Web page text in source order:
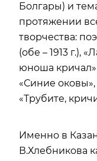
Болгары) и
протяжении
творчества:
(обе – 1913 г.),
юноша кричал»
«Синие оковы»,
«Трубите,
Именно в
В.Хлебникова